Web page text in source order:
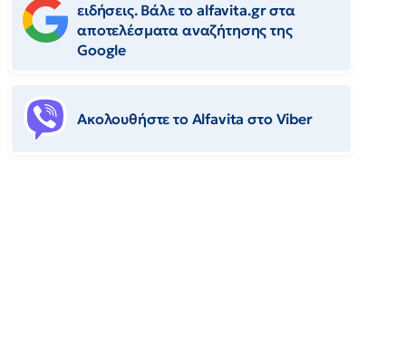
ειδήσεις. Βάλε το alfavita.gr στα
αποτελέσματα αναζήτησης της
Google
Ακολουθήστε το Αlfavita στο Viber